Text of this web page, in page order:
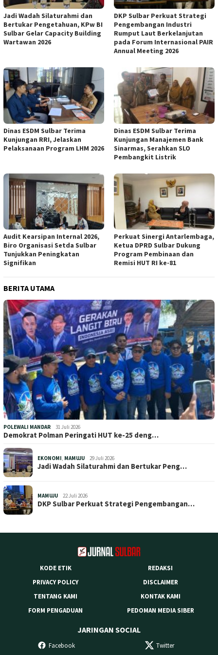
Jadi Wadah Silaturahmi dan
Bertukar Pengetahuan, KPw BI
Sulbar Gelar Capacity Building
Wartawan 2026
DKP Sulbar Perkuat Strategi
Pengembangan Industri
Rumput Laut Berkelanjutan
pada Forum Internasional PAIR
Annual Meeting 2026
Dinas ESDM Sulbar Terima
Kunjungan RRI, Jelaskan
Pelaksanaan Program LHM 2026
Dinas ESDM Sulbar Terima
Kunjungan Manajemen Bank
Sinarmas, Serahkan SLO
Pembangkit Listrik
Audit Kearsipan Internal 2026,
Biro Organisasi Setda Sulbar
Tunjukkan Peningkatan
Signifikan
Perkuat Sinergi Antarlembaga,
Ketua DPRD Sulbar Dukung
Program Pembinaan dan
Remisi HUT RI ke-81
BERITA UTAMA
POLEWALI MANDAR 31 Juli 2026
Demokrat Polman Peringati HUT ke-25 deng…
EKONOMI, MAMUJU 29 Juli 2026
Jadi Wadah Silaturahmi dan Bertukar Peng…
MAMUJU 22 Juli 2026
DKP Sulbar Perkuat Strategi Pengembangan…
KODE ETIK
REDAKSI
PRIVACY POLICY
DISCLAIMER
TENTANG KAMI
KONTAK KAMI
FORM PENGADUAN
PEDOMAN MEDIA SIBER
JARINGAN SOCIAL
Facebook Twitter